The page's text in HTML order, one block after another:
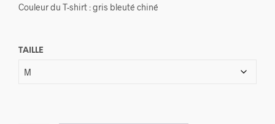
Couleur du T-shirt : gris bleuté chiné
TAILLE